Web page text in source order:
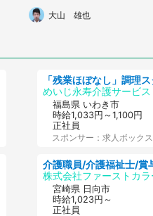
うとしたら、後ろに並ん
でいた人が...」(東京
大山 雄也
福島県 いわき市
時給1,033円～1,100円
正社員
スポンサー：求人ボックス
宮崎県 日向市
時給1,023円～
正社員